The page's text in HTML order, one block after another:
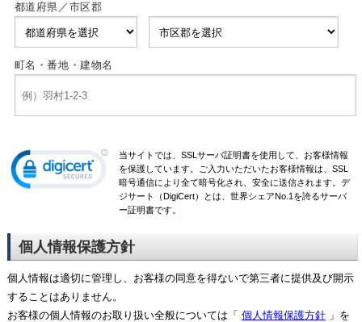
都道府県／市区郡
町名・番地・建物名
当サイトでは、SSLサーバ証明書を使用して、お客様情報
を保護しています。ご入力いただいたお客様情報は、SSL
暗号通信により全て暗号化され、安全に送信されます。デ
ジサート（DigiCert）とは、世界シェアNo.1を誇るサーバ
ー証明書です。
個人情報保護方針
個人情報は適切に管理し、お客様の同意を得ないで第三者に提供及び開示
することはありません。
お客様の個人情報のお取り扱い全般については「 個人情報保護方針」を